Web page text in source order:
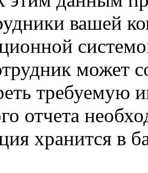
вашей
может
требуемую
отчета
хранится в